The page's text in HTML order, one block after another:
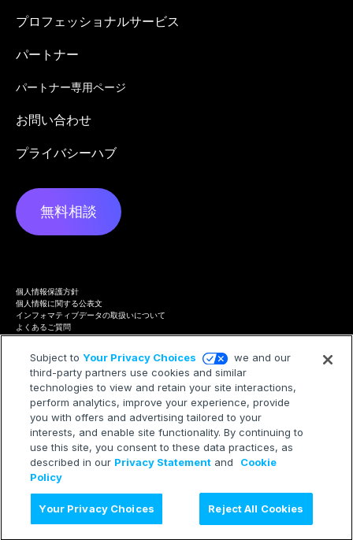
プロフェッショナルサービス
パートナー
パートナー専用ページ
お問い合わせ
プライバシーハブ
無料相談
個人情報保護方針
個人情報に関する公表文
インフォマティブデータの取扱いについて
よくあるご質問
プライバシーハブ
Cookie Policy
Trademarks
Modern Slavery Statement
Your Privacy Choices
©2026 Treasure AI All rights reserved.
Subject toYour Privacy Choices
we and our
third-party partners use cookies and similar
technologies to view and retain your site interactions,
perform analytics, improve your experience, provide
you with offers and advertising tailored to your
interests, and enable site functionality. By continuing to
use this site, you consent to these data practices, as
described in our Privacy Statement and
Cookie
Policy
Your Privacy Choices Reject All Cookies